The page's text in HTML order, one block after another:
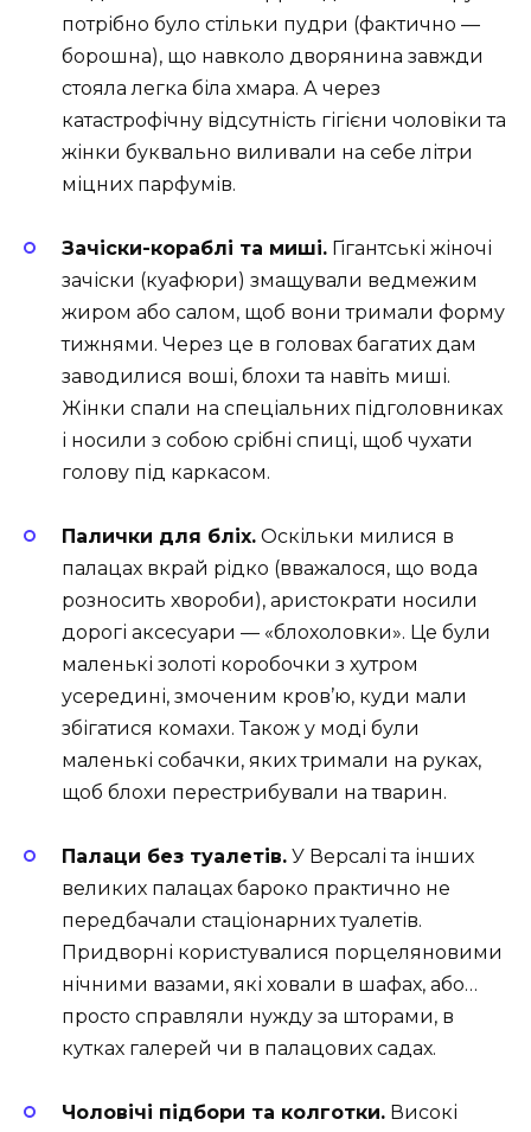
потрібно було стільки пудри (фактично —
борошна), що навколо дворянина завжди
стояла легка біла хмара. А через
катастрофічну відсутність гігієни чоловіки та
жінки буквально виливали на себе літри
міцних парфумів.
Зачіски-кораблі та миші. Гігантські жіночі
зачіски (куафюри) змащували ведмежим
жиром або салом, щоб вони тримали форму
тижнями. Через це в головах багатих дам
заводилися воші, блохи та навіть миші.
Жінки спали на спеціальних підголовниках
і носили з собою срібні спиці, щоб чухати
голову під каркасом.
Палички для бліх. Оскільки милися в
палацах вкрай рідко (вважалося, що вода
розносить хвороби), аристократи носили
дорогі аксесуари — «блохоловки». Це були
маленькі золоті коробочки з хутром
усередині, змоченим кров’ю, куди мали
збігатися комахи. Також у моді були
маленькі собачки, яких тримали на руках,
щоб блохи перестрибували на тварин.
Палаци без туалетів. У Версалі та інших
великих палацах бароко практично не
передбачали стаціонарних туалетів.
Придворні користувалися порцеляновими
нічними вазами, які ховали в шафах, або…
просто справляли нужду за шторами, в
кутках галерей чи в палацових садах.
Чоловічі підбори та колготки. Високі